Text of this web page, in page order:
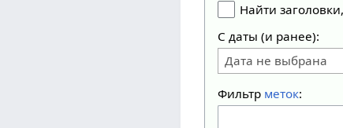
Найти
С даты (и ранее):
Дата не выбрана
Фильтр меток: